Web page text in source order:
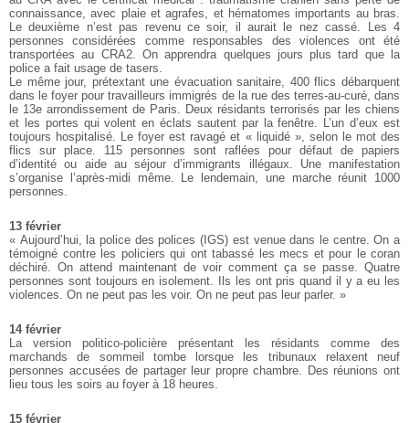
connaissance, avec plaie et agrafes, et hématomes importants au bras.
Le deuxième n’est pas revenu ce soir, il aurait le nez cassé. Les 4
personnes considérées comme responsables des violences ont été
transportées au CRA2. On apprendra quelques jours plus tard que la
police a fait usage de tasers.
Le même jour, prétextant une évacuation sanitaire, 400 flics débarquent
dans le foyer pour travailleurs immigrés de la rue des terres-au-curé, dans
le 13e arrondissement de Paris. Deux résidants terrorisés par les chiens
et les portes qui volent en éclats sautent par la fenêtre. L’un d’eux est
toujours hospitalisé. Le foyer est ravagé et « liquidé », selon le mot des
flics sur place. 115 personnes sont raflées pour défaut de papiers
d’identité ou aide au séjour d’immigrants illégaux. Une manifestation
s’organise l’après-midi même. Le lendemain, une marche réunit 1000
personnes.
13 février
« Aujourd’hui, la police des polices (IGS) est venue dans le centre. On a
témoigné contre les policiers qui ont tabassé les mecs et pour le coran
déchiré. On attend maintenant de voir comment ça se passe. Quatre
personnes sont toujours en isolement. Ils les ont pris quand il y a eu les
violences. On ne peut pas les voir. On ne peut pas leur parler. »
14 février
La version politico-policière présentant les résidants comme des
marchands de sommeil tombe lorsque les tribunaux relaxent neuf
personnes accusées de partager leur propre chambre. Des réunions ont
lieu tous les soirs au foyer à 18 heures.
15 février